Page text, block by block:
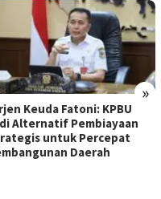
»
Keuda Fatoni: KPBU
Alternatif Pembiayaan
untuk Percepat
Daerah